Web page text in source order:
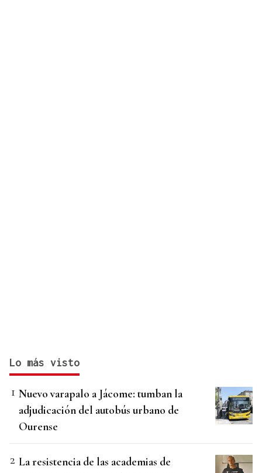
Lo más visto
Nuevo varapalo a Jácome: tumban la
adjudicación del autobús urbano de
Ourense
La resistencia de las academias de